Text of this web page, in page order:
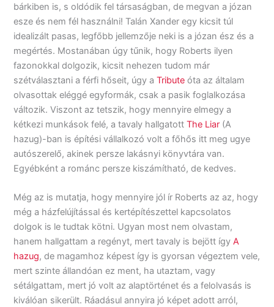
bárkiben is, s oldódik fel társaságban, de megvan a józan
esze és nem fél használni! Talán Xander egy kicsit túl
idealizált pasas, legfőbb jellemzője neki is a józan ész és a
megértés. Mostanában úgy tűnik, hogy Roberts ilyen
fazonokkal dolgozik, kicsit nehezen tudom már
szétválasztani a férfi hőseit, úgy aTribute óta az általam
olvasottak eléggé egyformák, csak a pasik foglalkozása
változik. Viszont az tetszik, hogy mennyire elmegy a
kétkezi munkások felé, a tavaly hallgatottThe Liar (A
hazug)-ban is építési vállalkozó volt a főhős itt meg ugye
autószerelő, akinek persze lakásnyi könyvtára van.
Egyébként a románc persze kiszámítható, de kedves.
Még az is mutatja, hogy mennyire jól ír Roberts az az, hogy
még a házfelújítással és kertépítészettel kapcsolatos
dolgok is le tudtak kötni. Ugyan most nem olvastam,
hanem hallgattam a regényt, mert tavaly is bejött ígyA
hazug, de magamhoz képest így is gyorsan végeztem vele,
mert szinte állandóan ez ment, ha utaztam, vagy
sétálgattam, mert jó volt az alaptörténet és a felolvasás is
kiválóan sikerült. Ráadásul annyira jó képet adott arról,